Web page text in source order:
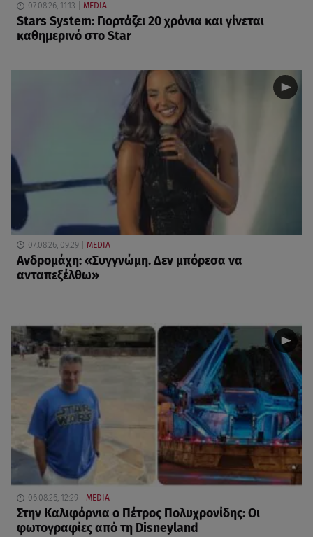
07.08.26, 11:13 MEDIA
Stars System: Γιορτάζει 20 χρόνια και γίνεται
καθημερινό στο Star
07.08.26, 09:29 MEDIA
Ανδρομάχη: «Συγγνώμη. Δεν μπόρεσα να
ανταπεξέλθω»
06.08.26, 12:29 MEDIA
Στην Καλιφόρνια ο Πέτρος Πολυχρονίδης: Οι
φωτογραφίες από τη Disneyland